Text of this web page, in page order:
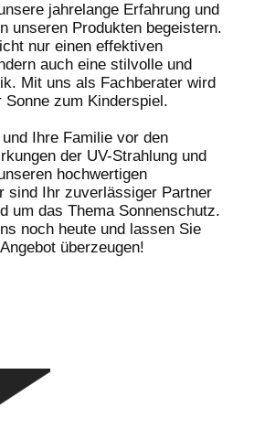
jahrelange Erfahrung und
unseren Produkten begeistern.
nur einen effektiven
auch eine stilvolle und
Mit uns als Fachberater wird
zum Kinderspiel.
Ihre Familie vor den
der UV-Strahlung und
hochwertigen
sind Ihr zuverlässiger Partner
um das Thema Sonnenschutz.
noch heute und lassen Sie
überzeugen!